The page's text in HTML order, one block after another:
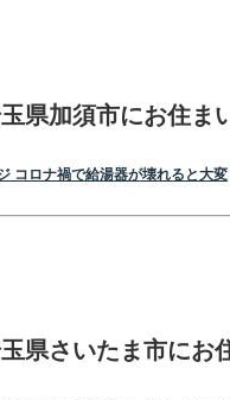
県加須市にお住ま
コロナ禍で給湯器が壊れると大変
県さいたま市にお